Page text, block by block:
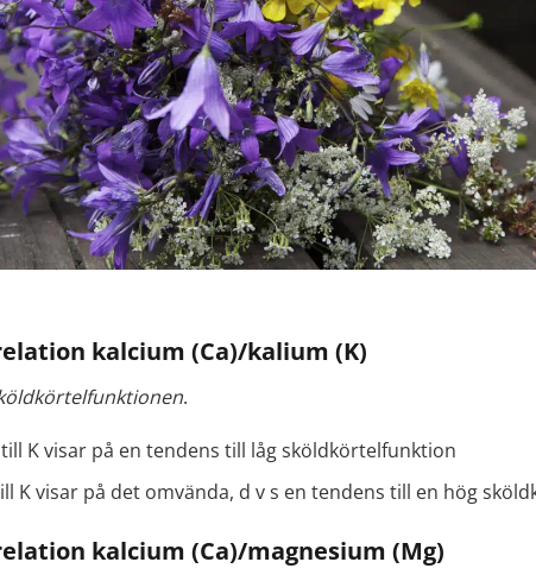
kalcium (Ca)/kalium (K)
.
K visar på en tendens till låg sköldkörtelfunktion
K visar på det omvända, d v s en tendens till en hög
kalcium (Ca)/magnesium (Mg)